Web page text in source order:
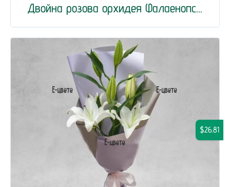
Двойна розова орхидея Фалаенопс...
$26.81